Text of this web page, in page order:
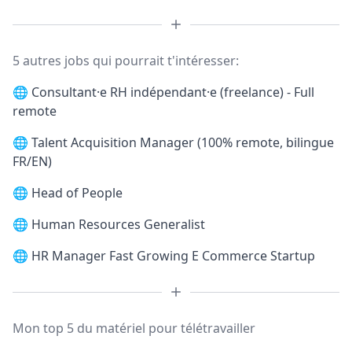
5 autres jobs qui pourrait t'intéresser:
🌐 Consultant·e RH indépendant·e (freelance) - Full
remote
🌐 Talent Acquisition Manager (100% remote, bilingue
FR/EN)
🌐 Head of People
🌐 Human Resources Generalist
🌐 HR Manager Fast Growing E Commerce Startup
Mon top 5 du matériel pour télétravailler